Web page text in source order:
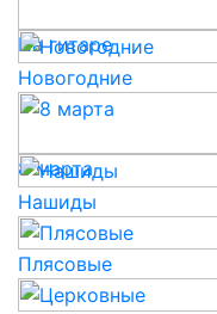
На гитаре
Новогодние
8 марта
Нашиды
Плясовые